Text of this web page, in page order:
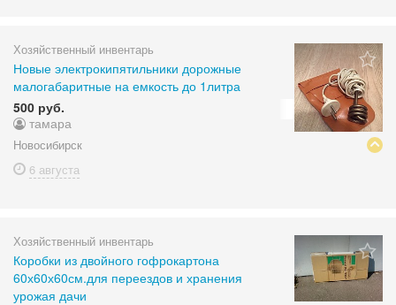
Хозяйственный инвентарь
Новые электрокипятильники дорожные
малогабаритные на емкость до 1литра
500 руб.
тамара
Новосибирск
6 августа
Хозяйственный инвентарь
Коробки из двойного гофрокартона
60х60х60см.для переездов и хранения
урожая дачи